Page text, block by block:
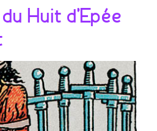
Huit d’Epée